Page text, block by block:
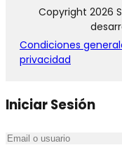
Copyright 2026
Condiciones
privacidad
Iniciar Sesión